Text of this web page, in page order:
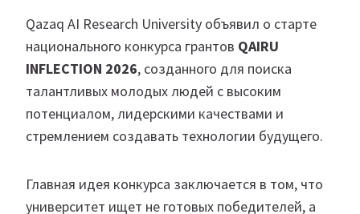
Qazaq AI Research University объявил о старте
национального конкурса грантов QAIRU
INFLECTION 2026, созданного для поиска
талантливых молодых людей с высоким
потенциалом, лидерскими качествами и
стремлением создавать технологии будущего.
Главная идея конкурса заключается в том, что
университет ищет не готовых победителей, а